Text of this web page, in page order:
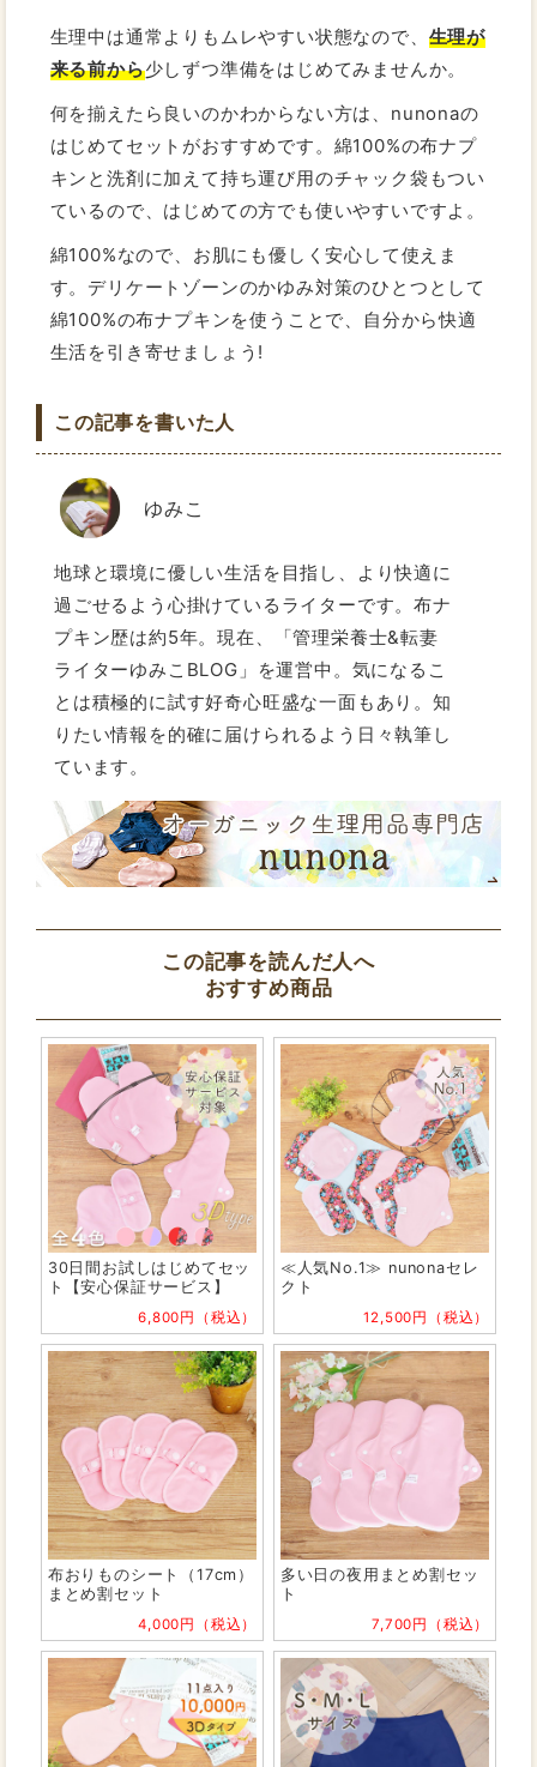
生理中は通常よりもムレやすい状態なので、 生理が
来る前から少しずつ準備をはじめてみませんか。
何を揃えたら良いのかわからない方は、nunonaの
はじめてセットがおすすめです。綿100%の布ナプ
キンと洗剤に加えて持ち運び用のチャック袋もつい
ているので、はじめての方でも使いやすいですよ。
綿100%なので、お肌にも優しく安心して使えま
す。デリケートゾーンのかゆみ対策のひとつとして
綿100%の布ナプキンを使うことで、自分から快適
生活を引き寄せましょう!
この記事を書いた人
ゆみこ
地球と環境に優しい生活を目指し、より快適に
過ごせるよう心掛けているライターです。布ナ
プキン歴は約5年。現在、「管理栄養士&転妻
ライターゆみこBLOG」を運営中。気になるこ
とは積極的に試す好奇心旺盛な一面もあり。知
りたい情報を的確に届けられるよう日々執筆し
ています。
この記事を読んだ人へ
おすすめ商品
30日間お試しはじめてセッ
ト【安心保証サービス】
6,800円（税込）
≪人気No.1≫ nunonaセレ
クト
12,500円（税込）
布おりものシート（17cm）
まとめ割セット
4,000円（税込）
多い日の夜用まとめ割セッ
ト
7,700円（税込）